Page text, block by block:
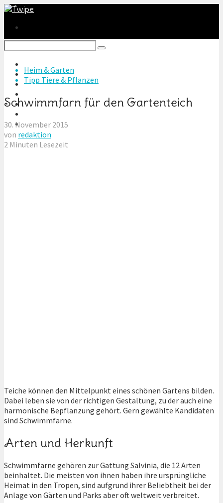
Radeln & Wandern
Tiere & Reiten
Technik & Games
Reise & Freizeit
Heim & Garten
Tipp Tiere & Pflanzen
Schwimmfarn für den Gartenteich
30. November 2015
von redaktion
2 Minuten Lesezeit
Teiche können den Mittelpunkt eines schönen Gartens bilden.
Dabei leben sie von der richtigen Gestaltung, zu der auch eine
harmonische Bepflanzung gehört. Gern gewählte Kandidaten
sind Schwimmfarne.
Arten und Herkunft
Schwimmfarne gehören zur Gattung Salvinia, die 12 Arten
beinhaltet. Die meisten von ihnen haben ihre ursprüngliche
Heimat in den Tropen, sind aufgrund ihrer Beliebtheit bei der
Anlage von Gärten und Parks aber oft weltweit verbreitet.